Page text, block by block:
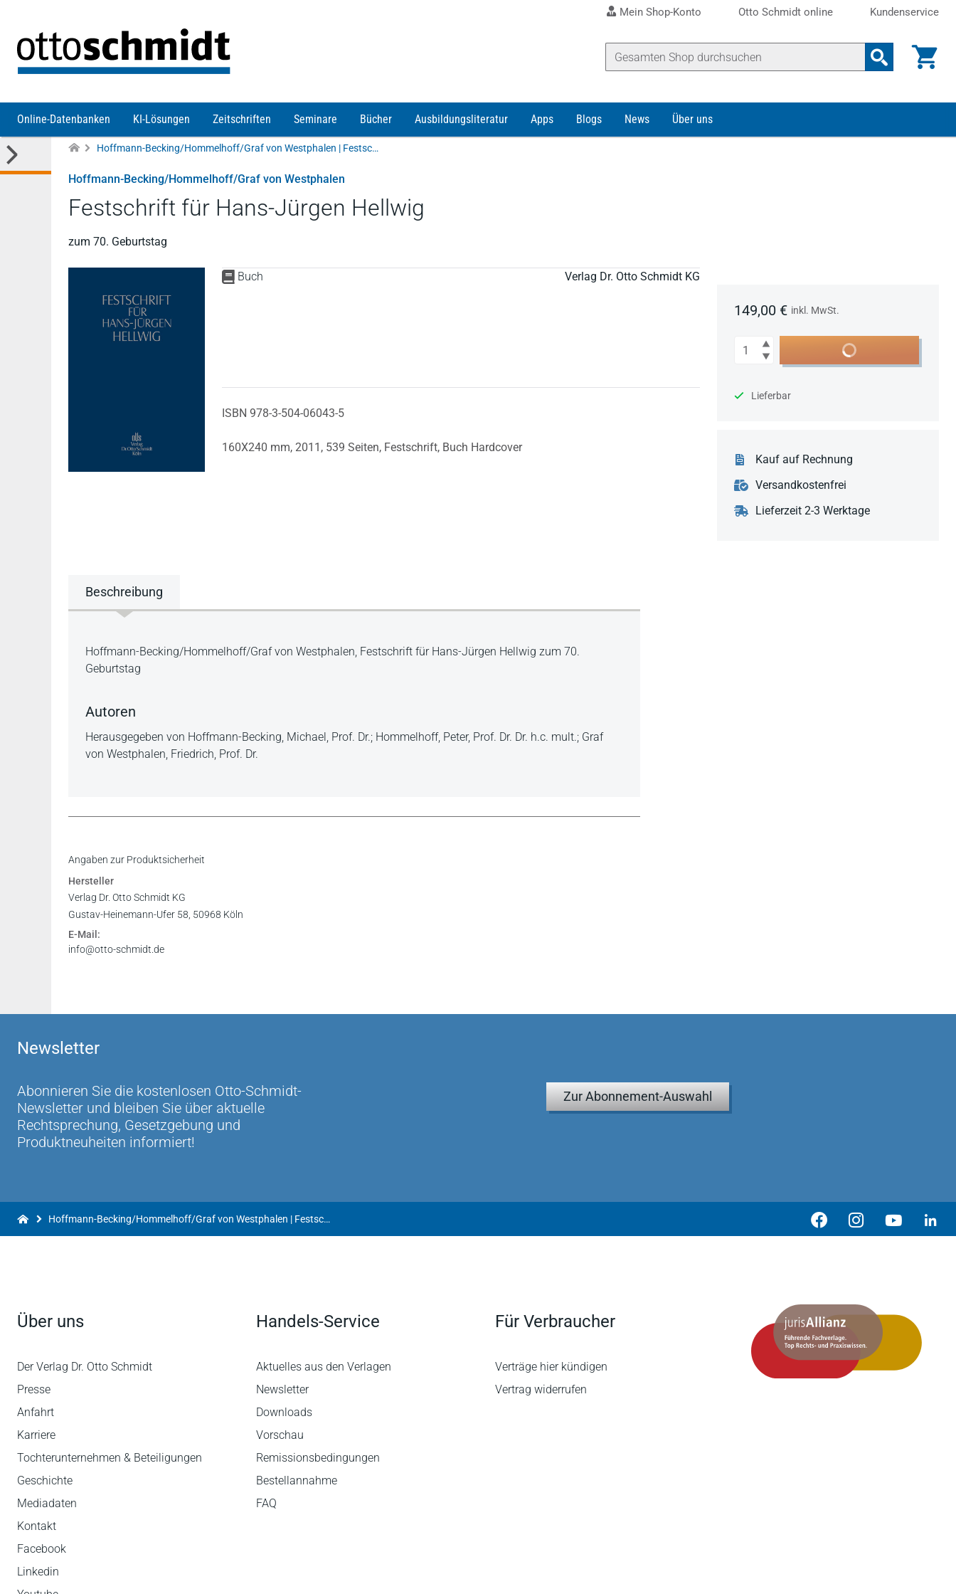
Mein Shop-Konto Otto Schmidt online Kundenservice
Online-Datenbanken KI-Lösungen Zeitschriften Seminare Bücher Ausbildungsliteratur Apps Blogs News Über uns
Hoffmann-Becking/Hommelhoff/Graf von Westphalen | Festschrift für Hans-Jürgen Hellwig
Hoffmann-Becking/Hommelhoff/Graf von Westphalen
Festschrift für Hans-Jürgen Hellwig
zum 70. Geburtstag
Buch Verlag Dr. Otto Schmidt KG
ISBN 978-3-504-06043-5
160X240 mm, 2011, 539 Seiten, Festschrift, Buch Hardcover
149,00 € inkl. MwSt.
Anzahl In den Warenkorb
Lieferbar
Kauf auf Rechnung
Versandkostenfrei
Lieferzeit 2-3 Werktage
Beschreibung
Beschreibung
Hoffmann-Becking/Hommelhoff/Graf von Westphalen, Festschrift für Hans-Jürgen Hellwig zum 70.
Geburtstag
Autoren
Herausgegeben von Hoffmann-Becking, Michael, Prof. Dr.; Hommelhoff, Peter, Prof. Dr. Dr. h.c. mult.; Graf
von Westphalen, Friedrich, Prof. Dr.
Angaben zur Produktsicherheit
Hersteller
Verlag Dr. Otto Schmidt KG
Gustav-Heinemann-Ufer 58, 50968 Köln
E-Mail:
info@otto-schmidt.de
Newsletter
Abonnieren Sie die kostenlosen Otto-Schmidt-
Newsletter und bleiben Sie über aktuelle
Rechtsprechung, Gesetzgebung und
Produktneuheiten informiert!
Zur Abonnement-Auswahl
Hoffmann-Becking/Hommelhoff/Graf von Westphalen | Festschrift für Hans-Jürgen Hellwig
Über uns
Der Verlag Dr. Otto Schmidt
Presse
Anfahrt
Karriere
Tochterunternehmen & Beteiligungen
Geschichte
Mediadaten
Kontakt
Facebook
Linkedin
Handels-Service
Aktuelles aus den Verlagen
Newsletter
Downloads
Vorschau
Remissionsbedingungen
Bestellannahme
FAQ
Für Verbraucher
Verträge hier kündigen
Vertrag widerrufen